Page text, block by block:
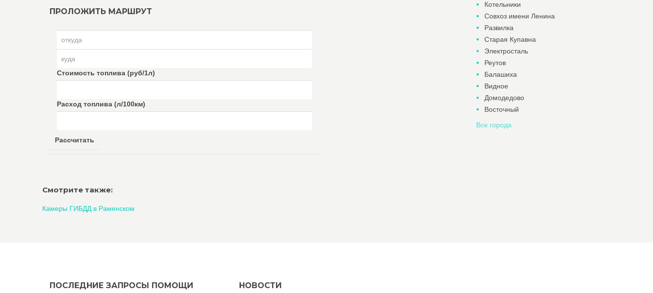
ПРОЛОЖИТЬ МАРШРУТ
Стоимость топлива (руб/1л)
Расход топлива (л/100км)
Рассчитать
Смотрите также:
Камеры ГИБДД в Раменском
Котельники
Совхоз имени Ленина
Развилка
Старая Купавна
Электросталь
Реутов
Балашиха
Видное
Домодедово
Восточный
Все города
ПОСЛЕДНИЕ ЗАПРОСЫ ПОМОЩИ НОВОСТИ